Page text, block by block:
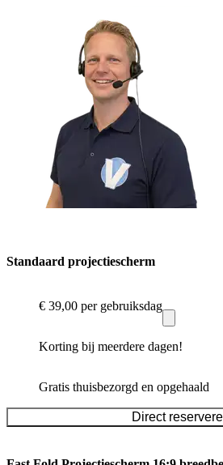
Standaard projectiescherm
€ 39,00 per gebruiksdag
Korting bij meerdere dagen!
Gratis thuisbezorgd en opgehaald
Direct